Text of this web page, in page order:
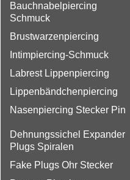
Bauchnabelpiercing
Schmuck
Brustwarzenpiercing
Intimpiercing-Schmuck
Labrest Lippenpiercing
Lippenbändchenpiercing
Nasenpiercing Stecker Pin
Dehnungssichel Expander
Plugs Spiralen
Fake Plugs Ohr Stecker